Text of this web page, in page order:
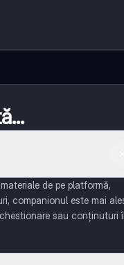
de pe platformă,
companionul este mai
sau conținuturi